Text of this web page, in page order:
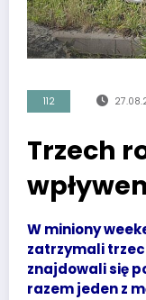
112
Trzech
W miniony
zatrzymali
znajdowali się
razem jeden z